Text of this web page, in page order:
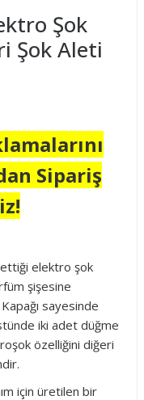
Şok
Şok Aleti
Sipariş
elektro şok
şişesine
sayesinde
iki adet düğme
özelliğini diğeri
için üretilen bir